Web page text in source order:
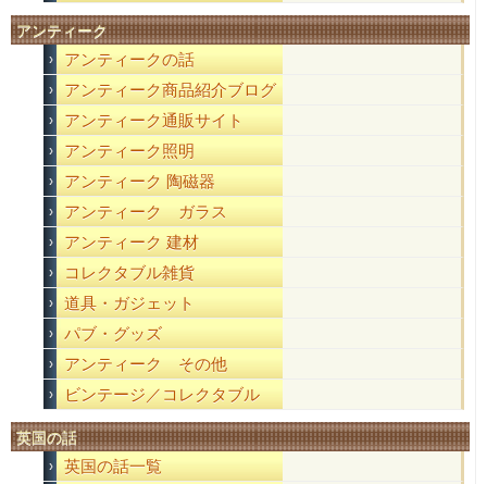
アンティーク
アンティークの話
アンティーク商品紹介ブログ
アンティーク通販サイト
アンティーク照明
アンティーク 陶磁器
アンティーク ガラス
アンティーク 建材
コレクタブル雑貨
道具・ガジェット
パブ・グッズ
アンティーク その他
ビンテージ／コレクタブル
英国の話
英国の話一覧